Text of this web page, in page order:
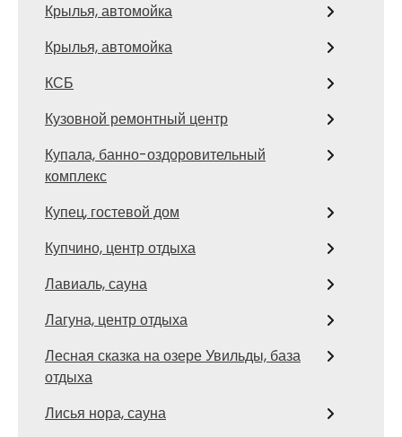
Крылья, автомойка
Крылья, автомойка
КСБ
Кузовной ремонтный центр
Купала, банно-оздоровительный
комплекс
Купец, гостевой дом
Купчино, центр отдыха
Лавиаль, сауна
Лагуна, центр отдыха
Лесная сказка на озере Увильды, база
отдыха
Лисья нора, сауна